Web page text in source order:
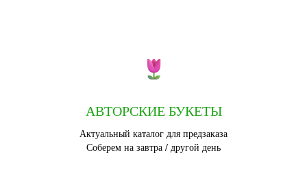
АВТОРСКИЕ БУКЕТЫ
Актуальный каталог для предзаказа
Соберем на завтра / другой день